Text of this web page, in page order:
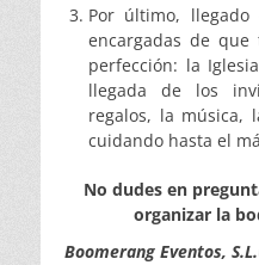
Por último,
encargadas de
perfección: la
llegada de los
regalos, la música,
cuidando hasta el
No dudes en
organizar la
Boomerang Eventos,